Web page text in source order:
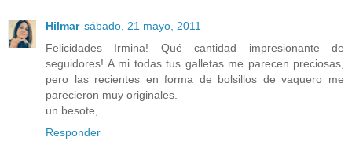
Hilmar sábado, 21 mayo, 2011
Felicidades Irmina! Qué cantidad impresionante de
seguidores! A mi todas tus galletas me parecen preciosas,
pero las recientes en forma de bolsillos de vaquero me
parecieron muy originales.
un besote,
Responder